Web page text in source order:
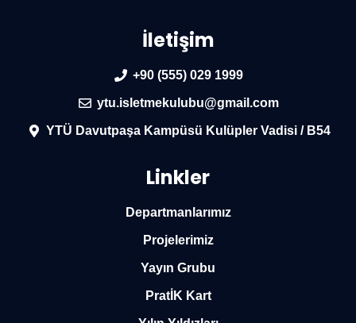
İletişim
+90 (555) 029 1999
ytu.isletmekulubu@gmail.com
YTÜ Davutpaşa Kampüsü Kulüpler Vadisi / B54
Linkler
Departmanlarımız
Projelerimiz
Yayın Grubu
PratİK Kart